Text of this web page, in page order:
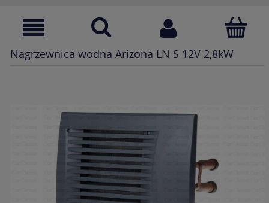
Nagrzewnica wodna Arizona LN S 12V 2,8kW